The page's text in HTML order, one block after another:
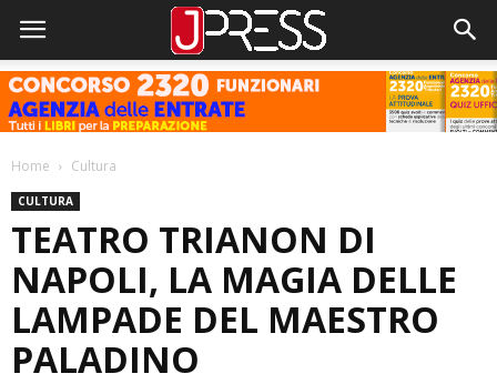
Home Cultura
CULTURA
TEATRO TRIANON DI
NAPOLI, LA MAGIA DELLE
LAMPADE DEL MAESTRO
PALADINO